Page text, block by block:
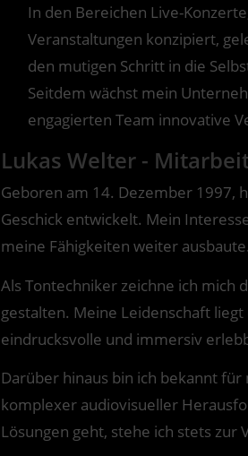
In den Bereichen Live-
Veranstaltungen konzipiert,
den mutigen Schritt in die
Seitdem wächst mein
engagierten Team innovative
Lukas Welter -
Geboren am 14. Dezember 1997,
Geschick entwickelt. Mein
meine Fähigkeiten weiter ausbaute.
Als Tontechniker zeichne ich mich
gestalten. Meine Leidenschaft
eindrucksvolle und immersiv
Darüber hinaus bin ich bekannt
komplexer audiovisueller
Lösungen geht, stehe ich stets zur